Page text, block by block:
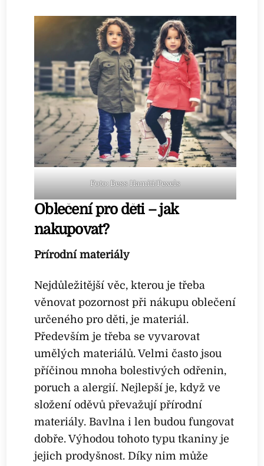
Foto: Bess Hamiti/Pexels
Oblečení pro děti – jak
nakupovat?
Přírodní materiály
Nejdůležitější věc, kterou je třeba
věnovat pozornost při nákupu oblečení
určeného pro děti, je materiál.
Především je třeba se vyvarovat
umělých materiálů. Velmi často jsou
příčinou mnoha bolestivých odřenin,
poruch a alergií. Nejlepší je, když ve
složení oděvů převažují přírodní
materiály. Bavlna i len budou fungovat
dobře. Výhodou tohoto typu tkaniny je
jejich prodyšnost. Díky nim může